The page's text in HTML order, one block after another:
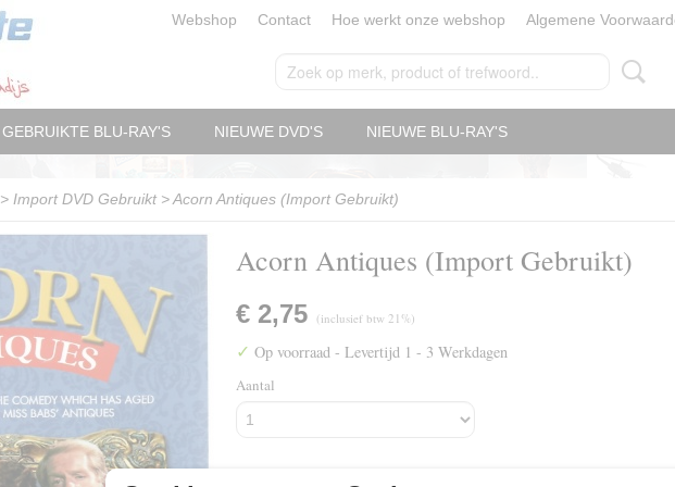
Webshop Contact Hoe werkt onze webshop Algemene
GEBRUIKTE BLU-RAY'S NIEUWE DVD'S NIEUWE BLU-RAY'S
> Import DVD Gebruikt >Acorn Antiques (Import Gebruikt)
Acorn Antiques (Import Gebruikt)
€ 2,75 (inclusief btw 21%)
✓ Op voorraad - Levertijd 1 - 3 Werkdagen
Aantal